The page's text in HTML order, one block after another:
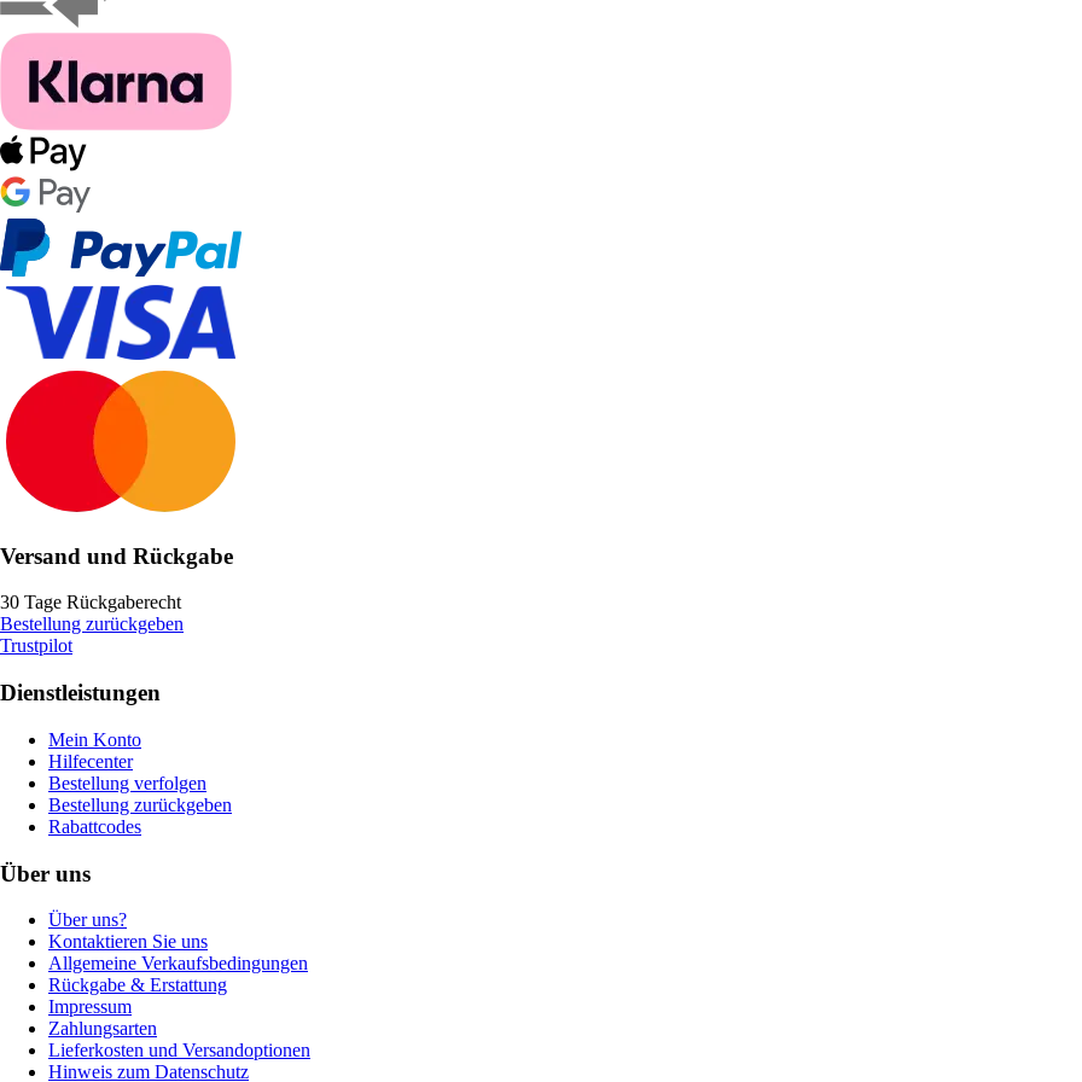
Versand und Rückgabe
30 Tage Rückgaberecht
Bestellung zurückgeben
Trustpilot
Dienstleistungen
Mein Konto
Hilfecenter
Bestellung verfolgen
Bestellung zurückgeben
Rabattcodes
Über uns
Über uns?
Kontaktieren Sie uns
Allgemeine Verkaufsbedingungen
Rückgabe & Erstattung
Impressum
Zahlungsarten
Lieferkosten und Versandoptionen
Hinweis zum Datenschutz